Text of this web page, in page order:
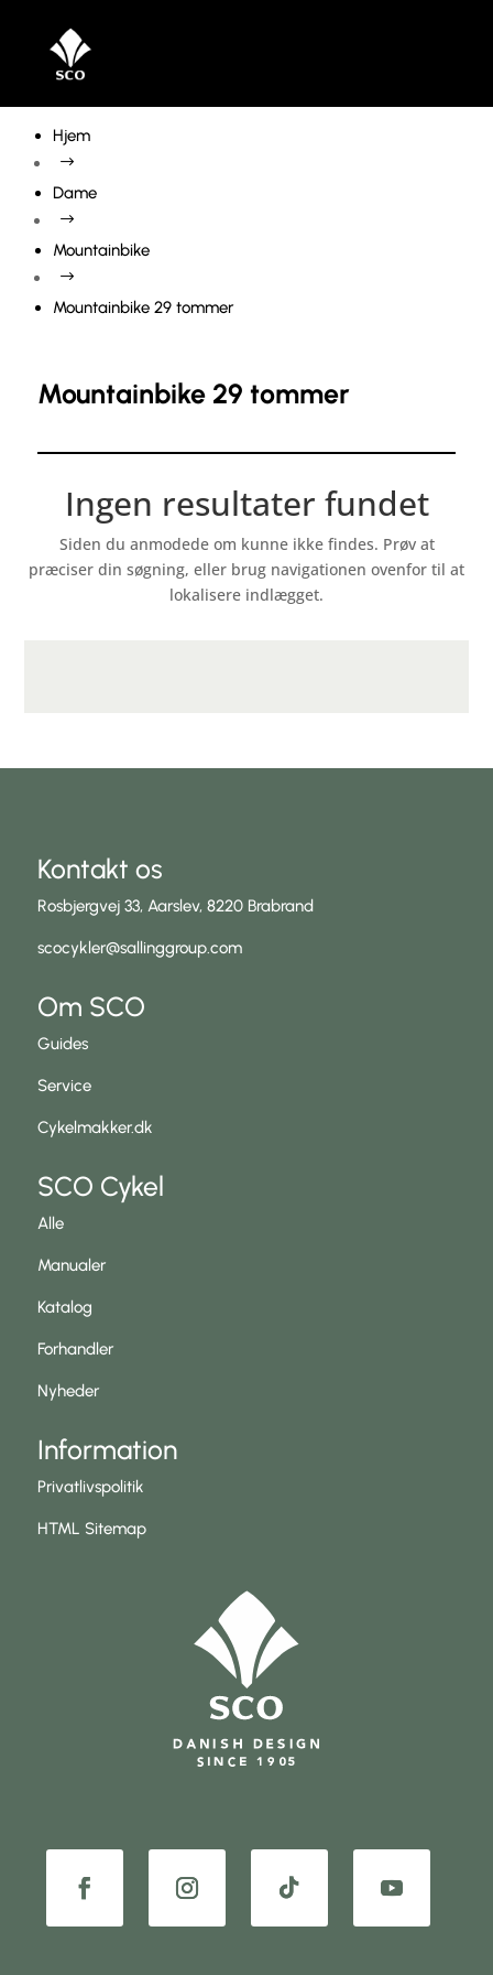
Hjem
$
Dame
$
Mountainbike
$
Mountainbike 29 tommer
Mountainbike 29 tommer
Ingen resultater fundet
Siden du anmodede om kunne ikke findes. Prøv at
præciser din søgning, eller brug navigationen ovenfor til at
lokalisere indlægget.
Kontakt os
Rosbjergvej 33, Aarslev, 8220 Brabrand
scocykler@sallinggroup.com
Om SCO
Guides
Service
Cykelmakker.dk
SCO Cykel
Alle
Manualer
Katalog
Forhandler
Nyheder
Information
Privatlivspolitik
HTML Sitemap